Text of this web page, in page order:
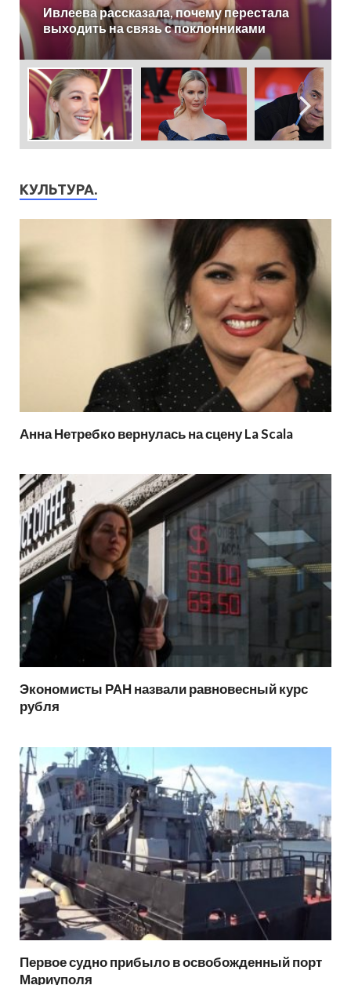
«Сделали все за спиной!» Летучая
отказалась работать на СТС
КУЛЬТУРА.
Анна Нетребко вернулась на сцену La Scala
Экономисты РАН назвали равновесный курс
рубля
Первое судно прибыло в освобожденный порт
Мариуполя